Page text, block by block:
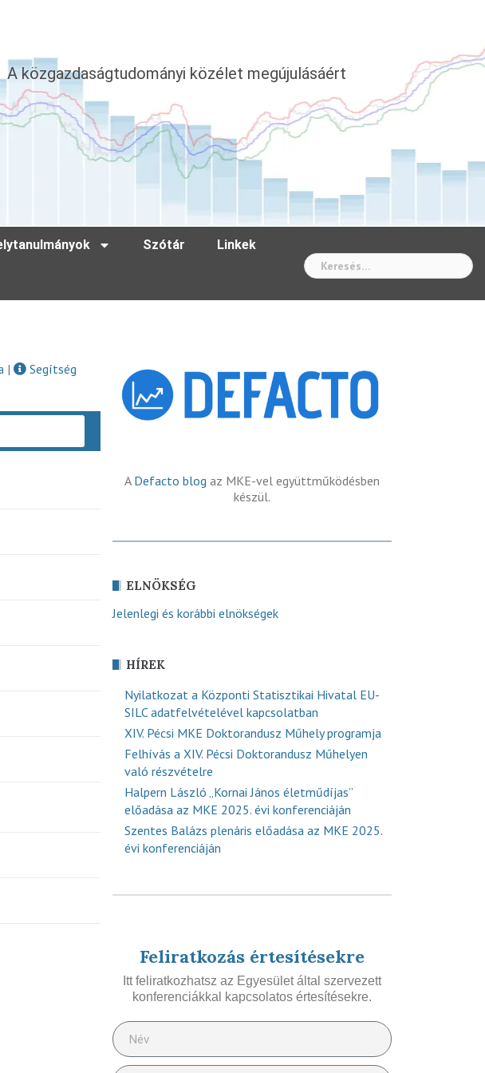
A közgazdaságtudományi közélet megújulásáért
Szótár Linkek
|
Segítség
A Defacto blog az MKE-vel együttműködésben
készül.
ELNÖKSÉG
Jelenlegi és korábbi elnökségek
HÍREK
Nyilatkozat a Központi Statisztikai Hivatal EU-
SILC adatfelvételével kapcsolatban
XIV. Pécsi MKE Doktorandusz Műhely programja
Felhívás a XIV. Pécsi Doktorandusz Műhelyen
való részvételre
Halpern László „Kornai János életműdíjas”
előadása az MKE 2025. évi konferenciáján
Szentes Balázs plenáris előadása az MKE 2025.
évi konferenciáján
Feliratkozás értesítésekre
Itt feliratkozhatsz az Egyesület által szervezett
konferenciákkal kapcsolatos értesítésekre.